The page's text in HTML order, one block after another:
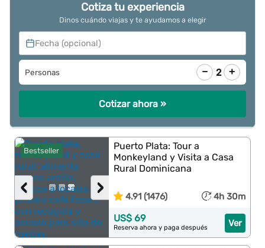
Cotiza tu experiencia
Dinos cuándo viajas y te ayudamos a elegir
Fecha (opcional)
Personas − 2 +
Cotizar ahora »
Bestseller
›
‹
Puerto Plata: Tour a
Monkeyland y Visita a Casa
Rural Dominicana
4.91 (1476) 4h 30m
Ver
US$ 69
Reserva ahora y paga después